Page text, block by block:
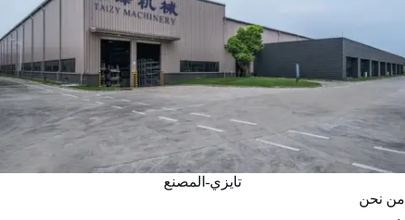
تايزي-المصنع
من نحن